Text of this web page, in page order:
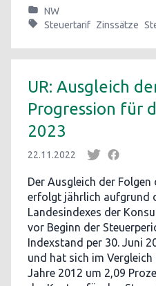
NW
Steuertarif Zinssätze
UR: Ausgleich
Progression für
2023
22.11.2022
Der Ausgleich der
erfolgt jährlich aufgrund
Landesindexes der
vor Beginn der
Indexstand per 30. Juni
und hat sich im
Jahre 2012 um 2,09